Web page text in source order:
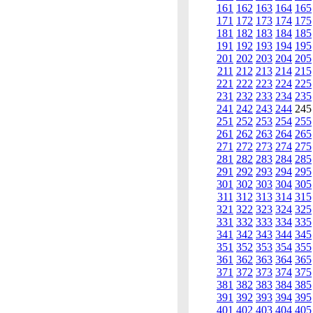
161 162 163 164 165
171 172 173 174 175
181 182 183 184 185
191 192 193 194 195
201 202 203 204 205
211 212 213 214 215
221 222 223 224 225
231 232 233 234 235
241 242 243 244
251 252 253 254 255
261 262 263 264 265
271 272 273 274 275
281 282 283 284 285
291 292 293 294 295
301 302 303 304 305
311 312 313 314 315
321 322 323 324 325
331 332 333 334 335
341 342 343 344 345
351 352 353 354 355
361 362 363 364 365
371 372 373 374 375
381 382 383 384 385
391 392 393 394 395
401 402 403 404 405